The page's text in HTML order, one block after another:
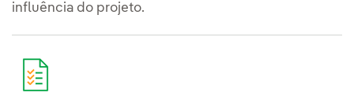
influência do projeto.